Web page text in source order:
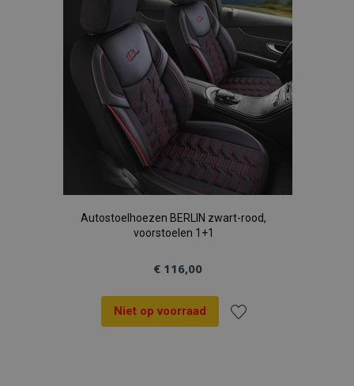
verlanglijst
Autostoelhoezen BERLIN zwart-rood,
voorstoelen 1+1
€ 116,00
Niet op voorraad